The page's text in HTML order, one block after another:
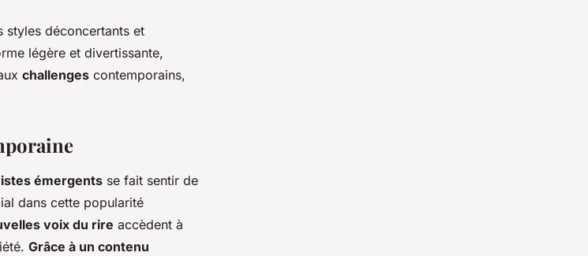
styles déconcertants et
légère et divertissante,
challenges contemporains,
émergents se fait sentir de
dans cette popularité
voix du rire accèdent à
Grâce à un contenu